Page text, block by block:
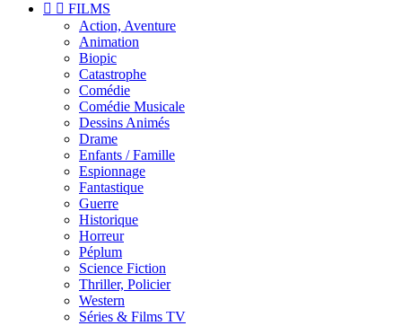
  FILMS
Action, Aventure
Animation
Biopic
Catastrophe
Comédie
Comédie Musicale
Dessins Animés
Drame
Enfants / Famille
Espionnage
Fantastique
Guerre
Historique
Horreur
Péplum
Science Fiction
Thriller, Policier
Western
Séries & Films TV